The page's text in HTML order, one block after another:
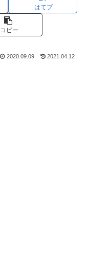
はてブ
コピー
2020.09.09 2021.04.12